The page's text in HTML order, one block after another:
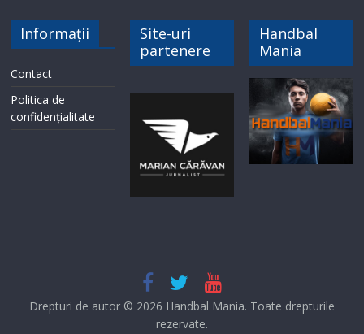
Informații
Contact
Politica de
confidențialitate
Site-uri
partenere
Handbal
Mania
Drepturi de autor © 2026 Handbal Mania. Toate drepturile
rezervate.